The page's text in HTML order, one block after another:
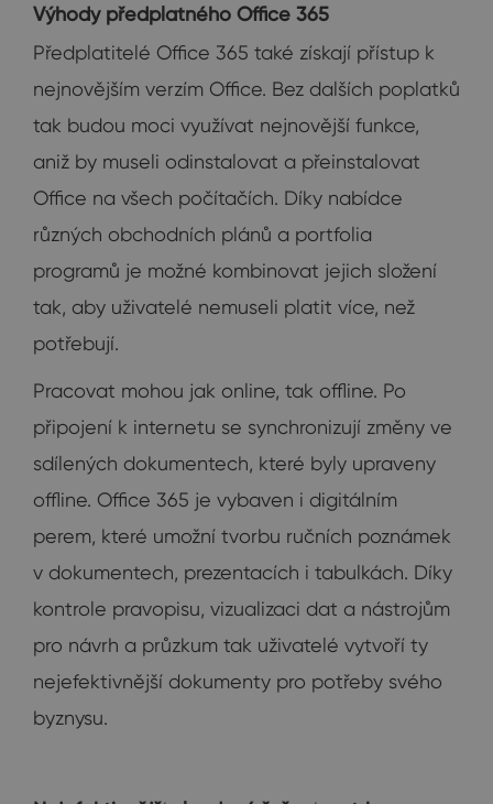
Výhody předplatného Office 365
Předplatitelé Office 365 také získají přístup k
nejnovějším verzím Office. Bez dalších poplatků
tak budou moci využívat nejnovější funkce,
aniž by museli odinstalovat a přeinstalovat
Office na všech počítačích. Díky nabídce
různých obchodních plánů a portfolia
programů je možné kombinovat jejich složení
tak, aby uživatelé nemuseli platit více, než
potřebují.
Pracovat mohou jak online, tak offline. Po
připojení k internetu se synchronizují změny ve
sdílených dokumentech, které byly upraveny
offline. Office 365 je vybaven i digitálním
perem, které umožní tvorbu ručních poznámek
v dokumentech, prezentacích i tabulkách. Díky
kontrole pravopisu, vizualizaci dat a nástrojům
pro návrh a průzkum tak uživatelé vytvoří ty
nejefektivnější dokumenty pro potřeby svého
byznysu.